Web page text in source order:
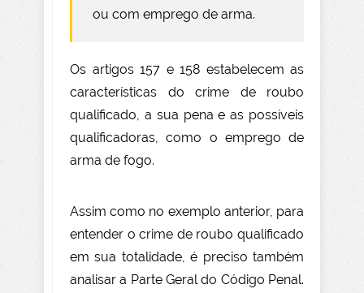
ou com emprego de arma.
Os artigos 157 e 158 estabelecem as
características do crime de roubo
qualificado, a sua pena e as possíveis
qualificadoras, como o emprego de
arma de fogo.
Assim como no exemplo anterior, para
entender o crime de roubo qualificado
em sua totalidade, é preciso também
analisar a Parte Geral do Código Penal.